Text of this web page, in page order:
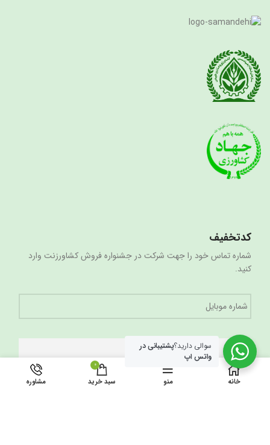
کدتخفیف
شماره تماس خود را جهت شرکت در جشنواره فروش کشاورزنت وارد
کنید.
شماره
موبایل
سوالی دارید؟پشتیبانی در
واتس اپ
خانه منو
0
سبد خرید مشاوره